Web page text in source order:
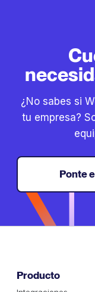
¿No sabes si
tu empresa?
Ponte
Producto